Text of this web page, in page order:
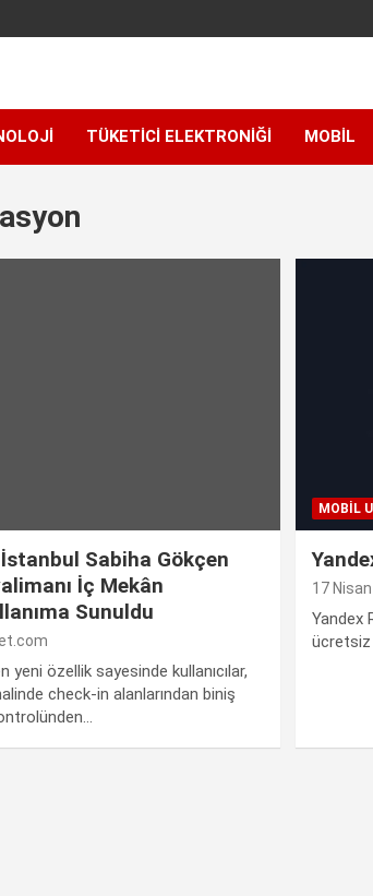
TÜKETICI ELEKTRONIĞI MOBIL
Sabiha Gökçen
İç Mekân
Sunuldu
yeni özellik sayesinde kullanıcılar,
check-in alanlarından biniş
MOBIL
17
Yandex
ücretsiz